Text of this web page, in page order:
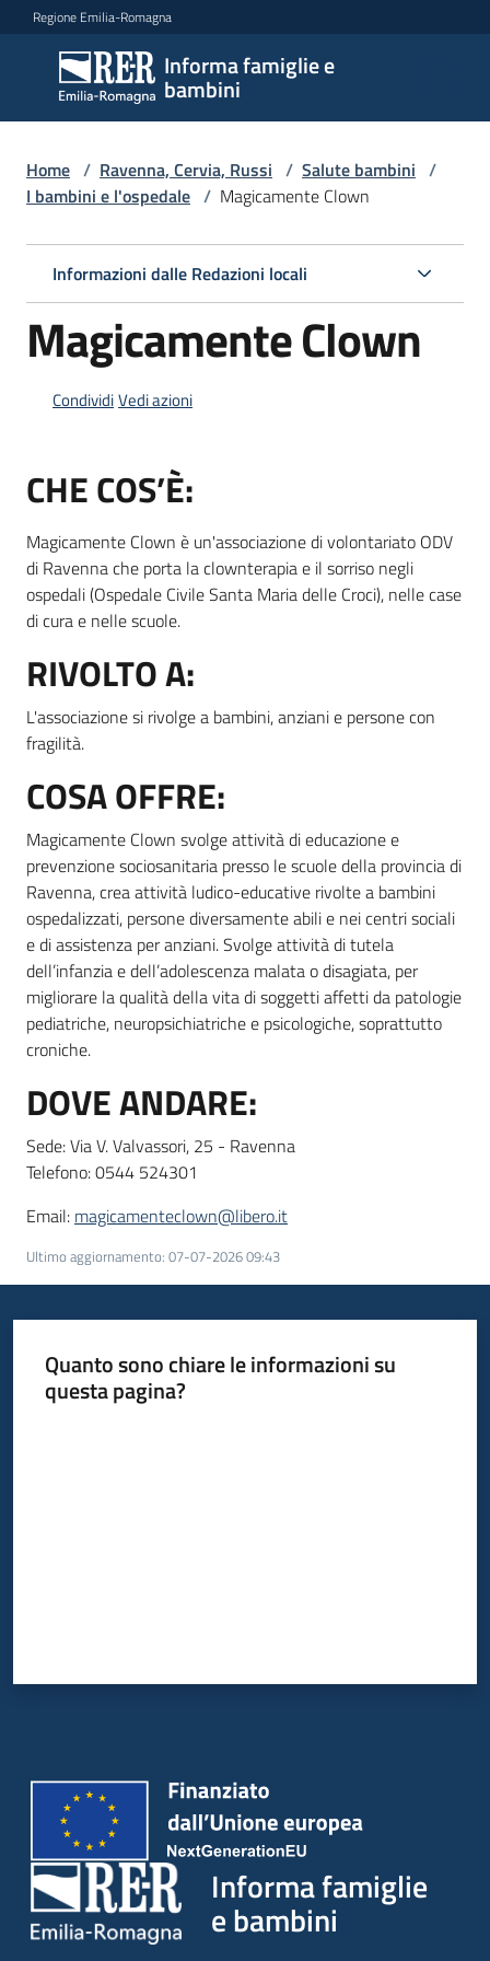
Vai al contenuto
Vai alla navigazione
Vai al footer
Regione Emilia-Romagna
Informa famiglie e
bambini
Informa
famiglie
e
bambini
Argomenti
Servizi
Centri
famiglie
Informazioni
locali
Newsletter
Home / Ravenna, Cervia, Russi / Salute bambini /
I bambini e l'ospedale / Magicamente Clown
Informazioni dalle Redazioni locali
Magicamente Clown
CondividiVedi azioni
CHE COS’È:
Magicamente Clown è un'associazione di volontariato ODV
di Ravenna che porta la clownterapia e il sorriso negli
ospedali (Ospedale Civile Santa Maria delle Croci), nelle case
di cura e nelle scuole.
RIVOLTO A:
L'associazione si rivolge a bambini, anziani e persone con
fragilità.
COSA OFFRE:
Magicamente Clown svolge attività di educazione e
prevenzione sociosanitaria presso le scuole della provincia di
Ravenna, crea attività ludico-educative rivolte a bambini
ospedalizzati, persone diversamente abili e nei centri sociali
e di assistenza per anziani. Svolge attività di tutela
dell’infanzia e dell’adolescenza malata o disagiata, per
migliorare la qualità della vita di soggetti affetti da patologie
pediatriche, neuropsichiatriche e psicologiche, soprattutto
croniche.
DOVE ANDARE:
Sede: Via V. Valvassori, 25 - Ravenna
Telefono: 0544 524301
Email: magicamenteclown@libero.it
Ultimo aggiornamento: 07-07-2026 09:43
Quanto sono chiare le informazioni su
questa pagina?
Informa famiglie
e bambini